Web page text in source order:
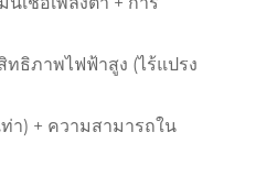
ธิภาพไฟฟ้าสูง (ไร้แปรง
า) + ความสามารถใน